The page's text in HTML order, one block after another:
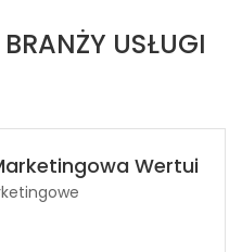
USŁUGI
Wertui